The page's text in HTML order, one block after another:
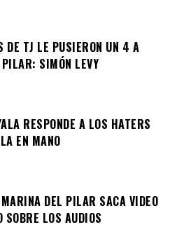
DE TJ LE PUSIERON UN 4 A
SIMÓN LEVY
RESPONDE A LOS HATERS
EN MANO
DEL PILAR SACA VIDEO
SOBRE LOS AUDIOS